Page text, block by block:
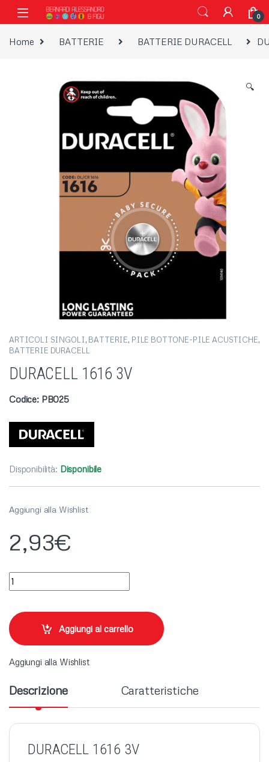
Vai alla navigazione
Vai al contenuto
0
Home BATTERIE BATTERIE DURACELL
🔍
ARTICOLI SINGOLI, BATTERIE, PILE BOTTONE-PILE ACUSTICHE,
BATTERIE DURACELL
DURACELL 1616 3V
Codice: PB025
Disponibilità: Disponibile
Aggiungi alla Wishlist
2,93€
DURACELL 1616 3V quantity
Aggiungi al carrello
Aggiungi alla Wishlist
Descrizione Caratteristiche
DURACELL 1616 3V